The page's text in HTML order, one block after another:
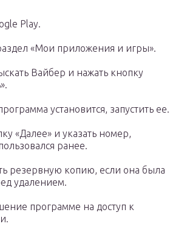
Play.
«Мои приложения и игры».
Вайбер и нажать кнопку
установится, запустить ее.
«Далее» и указать номер,
ранее.
резервную копию, если она была
удалением.
программе на доступ к